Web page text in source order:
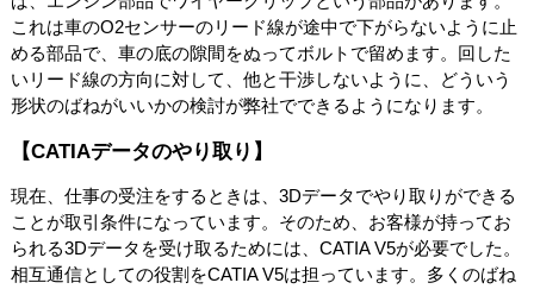
これは車のO2センサーのリード線が途中で下がらないように止
める部品で、車の底の隙間をぬってボルトで留めます。回した
いリード線の方向に対して、他と干渉しないように、どういう
形状のばねがいいかの検討が弊社でできるようになります。
【CATIAデータのやり取り】
現在、仕事の受注をするときは、3Dデータでやり取りができる
ことが取引条件になっています。そのため、お客様が持ってお
られる3Dデータを受け取るためには、CATIA V5が必要でした。
相互通信としての役割をCATIA V5は担っています。多くのばね